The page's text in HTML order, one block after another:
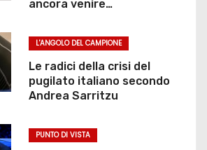
ancora venire…
L'ANGOLO DEL CAMPIONE
Le radici della crisi del
pugilato italiano secondo
Andrea Sarritzu
PUNTO DI VISTA